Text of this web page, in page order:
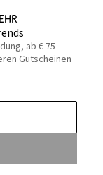
ab € 75
Gutscheinen